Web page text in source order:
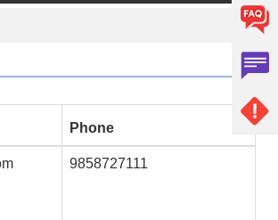
Phone
9858727111